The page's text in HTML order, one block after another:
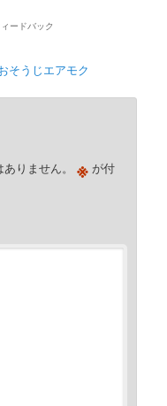
ードバック
そうじエアモク
りません。 ※ が付